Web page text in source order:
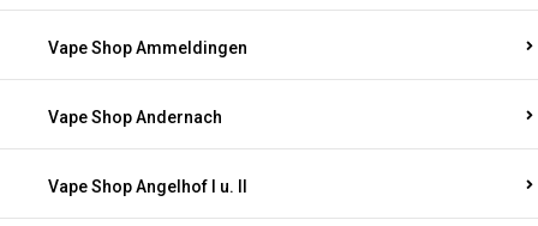
Vape Shop Ammeldingen
Vape Shop Andernach
Vape Shop Angelhof I u. II